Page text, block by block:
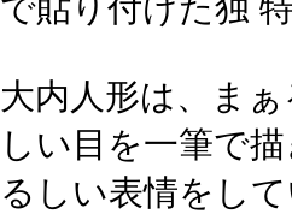
で貼り付けた独
大内人形は、ま
しい目を一筆で
るしい表情をし